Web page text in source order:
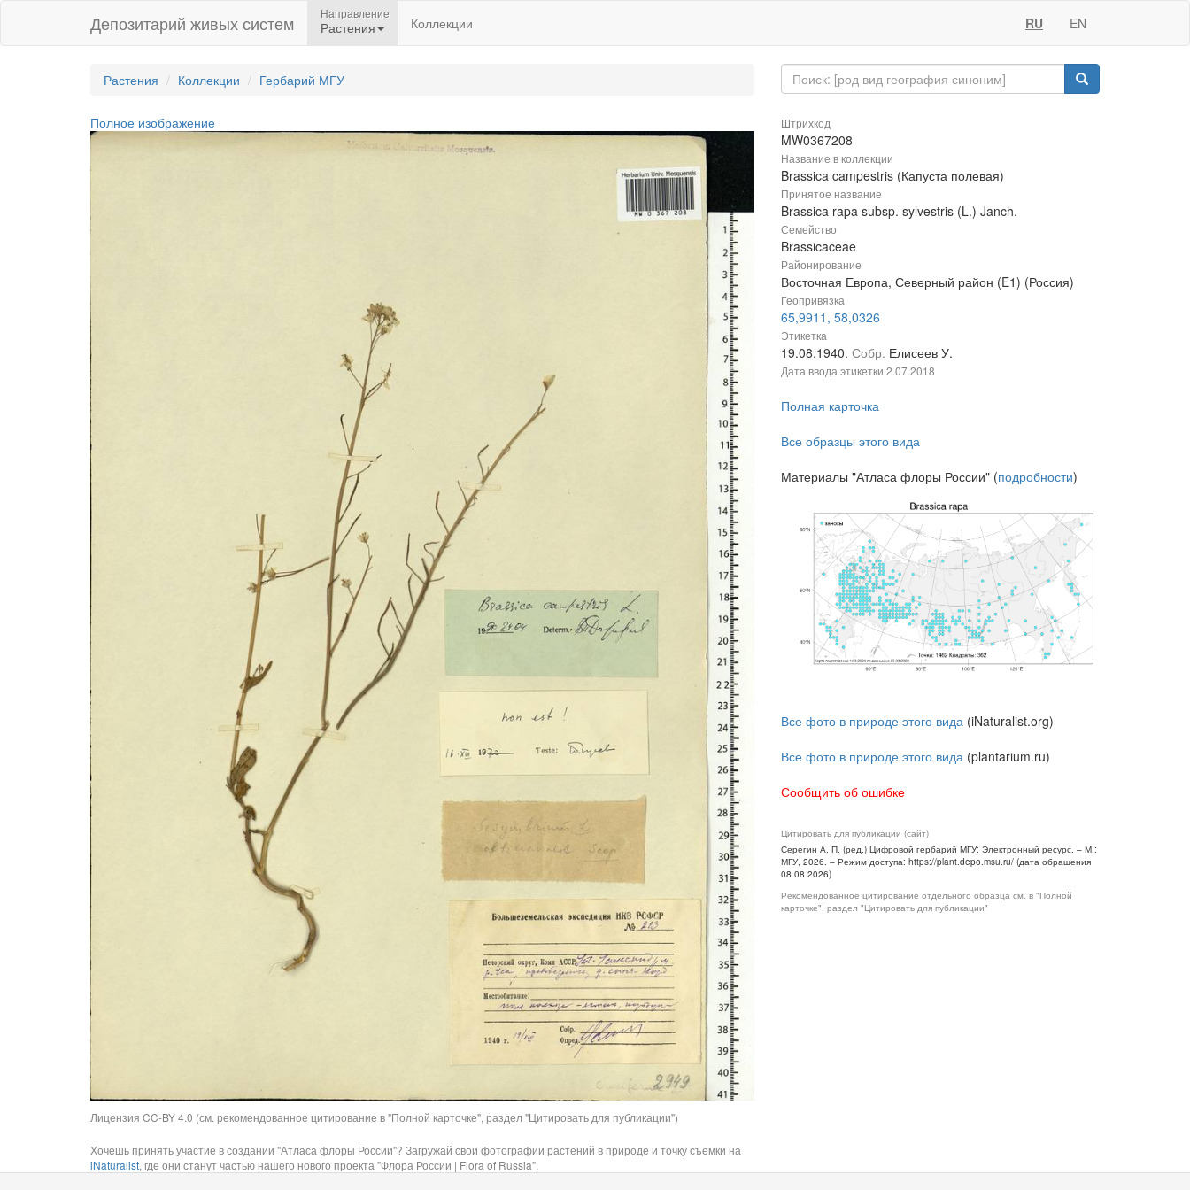
Депозитарий живых систем Направление
Растения Коллекции RU EN
Растения Коллекции Гербарий МГУ
Полное изображение
Лицензия CC-BY 4.0 (см. рекомендованное цитирование в "Полной карточке", раздел "Цитировать для публикации")
Хочешь принять участие в создании "Атласа флоры России"? Загружай свои фотографии растений в природе и точку съемки на
iNaturalist, где они станут частью нашего нового проекта "Флора России | Flora of Russia".
Штрихкод
MW0367208
Название в коллекции
Brassica campestris (Капуста полевая)
Принятое название
Brassica rapa subsp. sylvestris (L.) Janch.
Семейство
Brassicaceae
Районирование
Восточная Европа, Северный район (E1) (Россия)
Геопривязка
65,9911, 58,0326
Этикетка
19.08.1940. Собр. Елисеев У.
Дата ввода этикетки 2.07.2018
Полная карточка
Все образцы этого вида
Материалы "Атласа флоры России" (подробности)
Все фото в природе этого вида (iNaturalist.org)
Все фото в природе этого вида (plantarium.ru)
Сообщить об ошибке
Цитировать для публикации (сайт)
Серегин А. П. (ред.) Цифровой гербарий МГУ: Электронный ресурс. – М.:
МГУ, 2026. – Режим доступа: https://plant.depo.msu.ru/ (дата обращения
08.08.2026)
Рекомендованное цитирование отдельного образца см. в "Полной
карточке", раздел "Цитировать для публикации"